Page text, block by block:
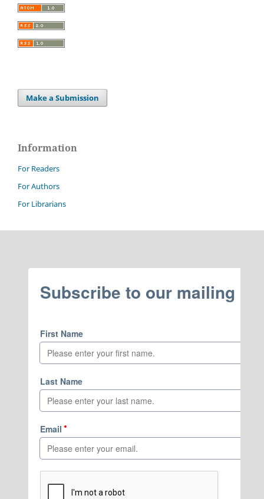
Make a Submission
Information
For Readers
For Authors
For Librarians